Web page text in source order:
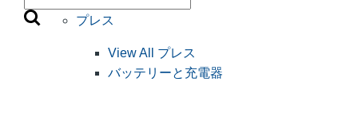
プレス
View All プレス
バッテリーと充電器